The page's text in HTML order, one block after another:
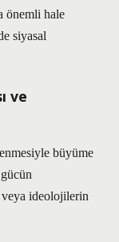
önemli hale
siyasal
ve
büyüme
veya ideolojilerin